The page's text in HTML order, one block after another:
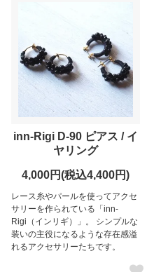
inn-Rigi D-90 ピアス / イ
ヤリング
4,000円(税込4,400円)
レース糸やパールを使ってアクセ
サリーを作られている「inn-
Rigi（インリギ）」。 シンプルな
装いの主役になるような存在感溢
れるアクセサリーたちです。